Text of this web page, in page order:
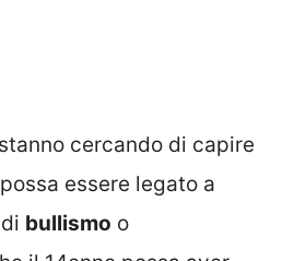
cercando di capire
essere legato a
bullismo o